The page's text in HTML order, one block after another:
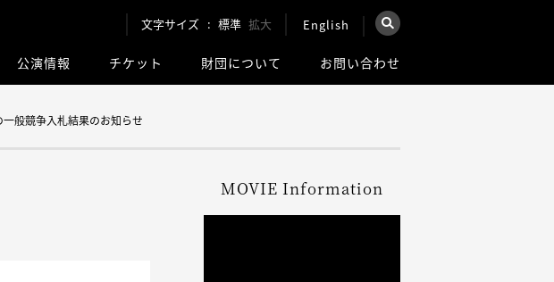
文字サイズ 標準 拡大 English
×
このサイト内を検索
公演情報 チケット 財団について お問い合わせ
般競争入札結果のお知らせ
MOVIE Information